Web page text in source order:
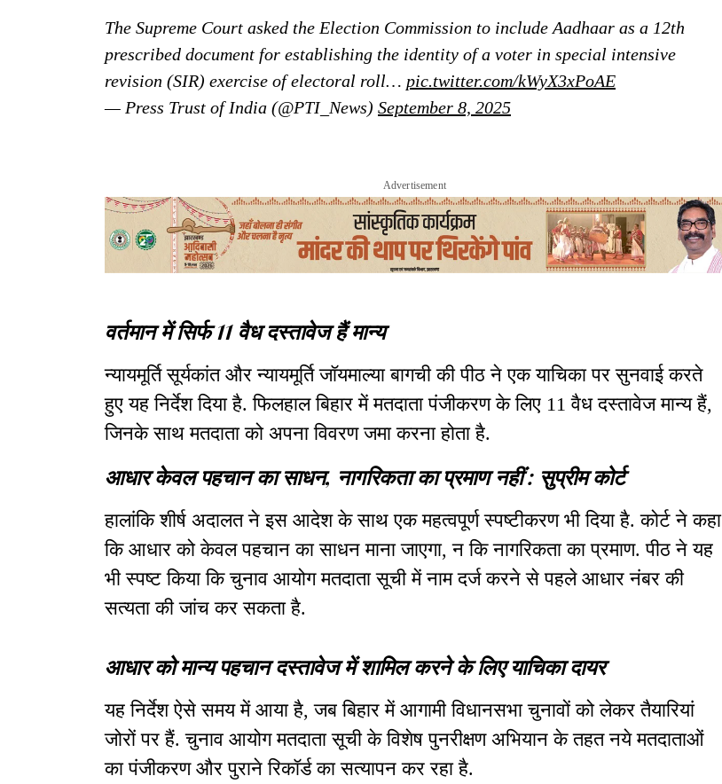
The Supreme Court asked the Election Commission to include Aadhaar as a 12th
prescribed document for establishing the identity of a voter in special intensive
revision (SIR) exercise of electoral roll… pic.twitter.com/kWyX3xPoAE
— Press Trust of India (@PTI_News) September 8, 2025
Advertisement
वर्तमान में सिर्फ 11 वैध दस्तावेज हैं मान्य
न्यायमूर्ति सूर्यकांत और न्यायमूर्ति जॉयमाल्या बागची की पीठ ने एक याचिका पर सुनवाई करते
हुए यह निर्देश दिया है. फिलहाल बिहार में मतदाता पंजीकरण के लिए 11 वैध दस्तावेज मान्य हैं,
जिनके साथ मतदाता को अपना विवरण जमा करना होता है.
आधार केवल पहचान का साधन, नागरिकता का प्रमाण नहीं : सुप्रीम कोर्ट
हालांकि शीर्ष अदालत ने इस आदेश के साथ एक महत्वपूर्ण स्पष्टीकरण भी दिया है. कोर्ट ने कहा
कि आधार को केवल पहचान का साधन माना जाएगा, न कि नागरिकता का प्रमाण. पीठ ने यह
भी स्पष्ट किया कि चुनाव आयोग मतदाता सूची में नाम दर्ज करने से पहले आधार नंबर की
सत्यता की जांच कर सकता है.
आधार को मान्य पहचान दस्तावेज में शामिल करने के लिए याचिका दायर
यह निर्देश ऐसे समय में आया है, जब बिहार में आगामी विधानसभा चुनावों को लेकर तैयारियां
जोरों पर हैं. चुनाव आयोग मतदाता सूची के विशेष पुनरीक्षण अभियान के तहत नये मतदाताओं
का पंजीकरण और पुराने रिकॉर्ड का सत्यापन कर रहा है.